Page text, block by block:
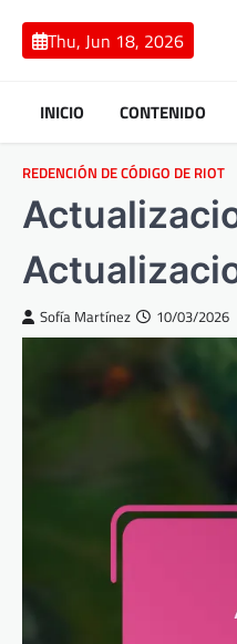
content
Thu, Jun 18, 2026
INICIO CONTENIDO
REDENCIÓN DE CÓDIGO DE RIOT
Sofía Martínez 10/03/2026